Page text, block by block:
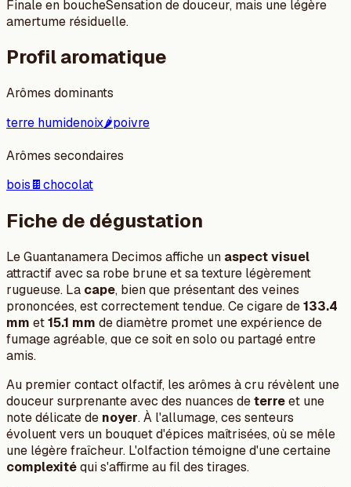
Finale en boucheSensation de douceur, mais une légère
amertume résiduelle.
Profil aromatique
Arômes dominants
terre humidenoix🌶️poivre
Arômes secondaires
bois🍫chocolat
Fiche de dégustation
Le Guantanamera Decimos affiche un aspect visuel
attractif avec sa robe brune et sa texture légèrement
rugueuse. La cape, bien que présentant des veines
prononcées, est correctement tendue. Ce cigare de133.4
mm et15.1 mm de diamètre promet une expérience de
fumage agréable, que ce soit en solo ou partagé entre
amis.
Au premier contact olfactif, les arômes à cru révèlent une
douceur surprenante avec des nuances deterreet une
note délicate de noyer. À l'allumage, ces senteurs
évoluent vers un bouquet d'épices maîtrisées, où se mêle
une légère fraîcheur. L'olfaction témoigne d'une certaine
complexitéqui s'affirme au fil des tirages.